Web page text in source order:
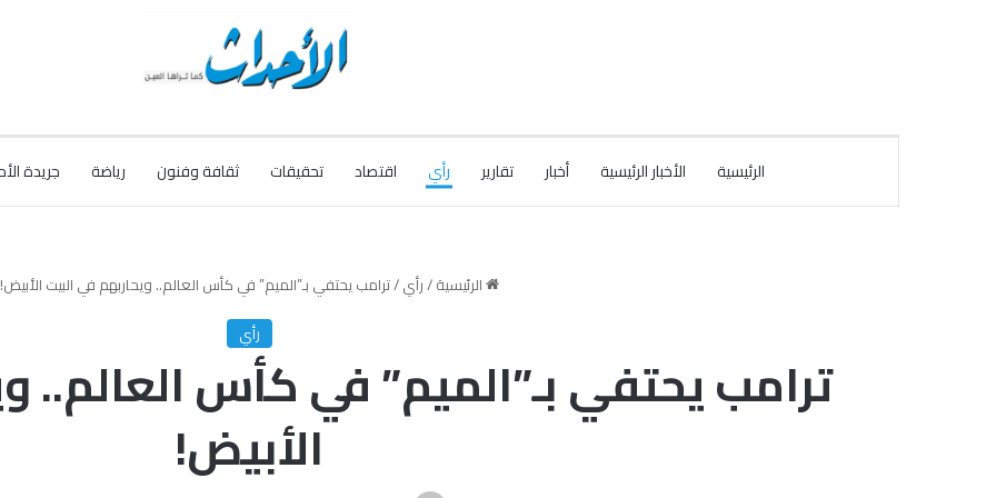
الرئيسية الأخبار الرئيسية أخبار تقارير رأي اقتصاد تحقيقات ثقافة وفنون رياضة جريدة
الرئيسية/رأي/ترامب يحتفي بـ”الميم” في كأس العالم.. ويحاربهم في البيت الأبيض!
رأي
ترامب يحتفي بـ”الميم” في كأس العالم..
الأبيض!